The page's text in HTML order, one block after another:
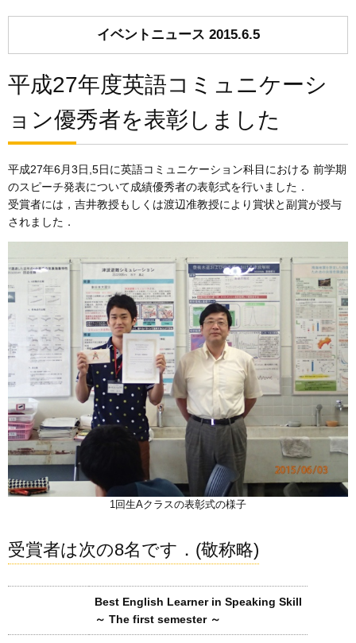
イベントニュース 2015.6.5
平成27年度英語コミュニケーシ
ョン優秀者を表彰しました
平成27年6月3日,5日に英語コミュニケーション科目における 前学期
のスピーチ発表について成績優秀者の表彰式を行いました．
受賞者には，吉井教授もしくは渡辺准教授により賞状と副賞が授与
されました．
1回生Aクラスの表彰式の様子
受賞者は次の8名です．(敬称略)
Best English Learner in Speaking Skill
～ The first semester ～